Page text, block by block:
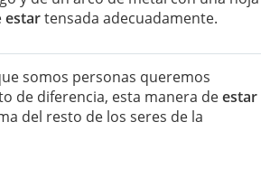
estartensada adecuadamente.
somos personas queremos
de diferencia, esta manera deestar
del resto de los seres de la